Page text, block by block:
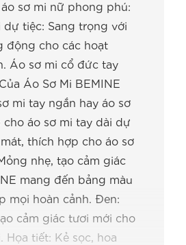
sơ mi nữ phong phú:
dự tiệc: Sang trọng với
động cho các hoạt
Áo sơ mi cổ đức tay
Áo Sơ Mi BEMINE
mi tay ngắn hay áo sơ
áo sơ mi tay dài dự
thích hợp cho áo sơ
nhẹ, tạo cảm giác
mang đến bảng màu
mọi hoàn cảnh. Đen:
cảm giác tươi mới cho
tiết: Kẻ sọc, hoa